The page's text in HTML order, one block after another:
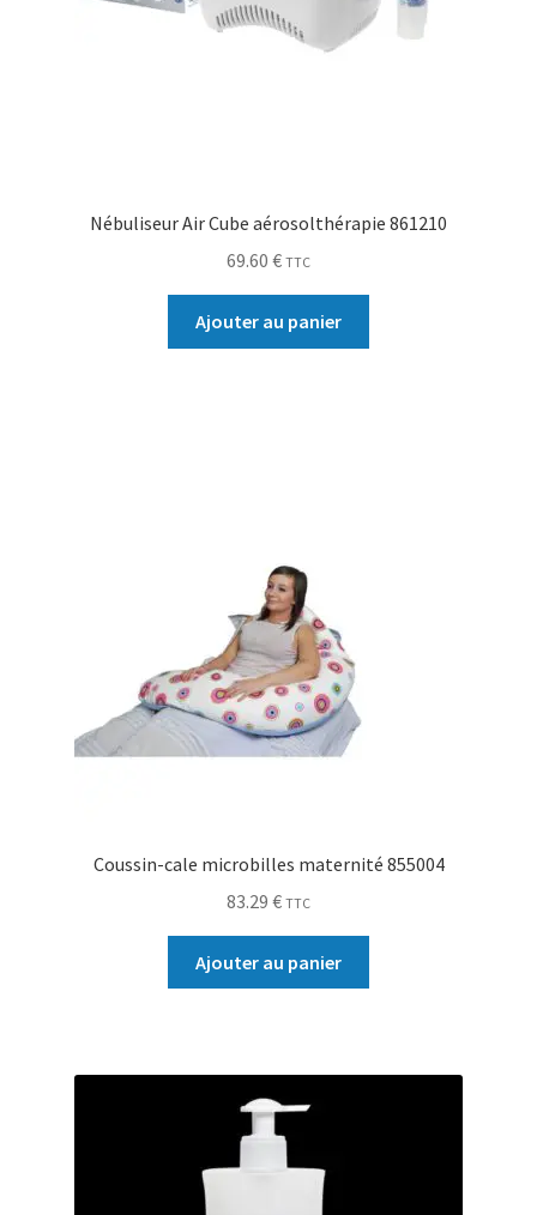
Nébuliseur Air Cube aérosolthérapie 861210
69.60 € TTC
Ajouter au panier
Coussin-cale microbilles maternité 855004
83.29 € TTC
Ajouter au panier